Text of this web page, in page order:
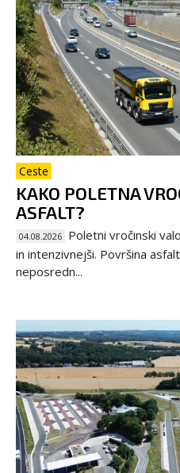
Ceste
KAKO POLETNA
ASFALT?
04.08.2026 Poletni vročinski
in intenzivnejši. Površina
neposredn...